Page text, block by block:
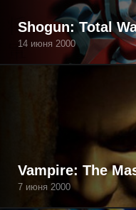
Shogun: Total
14 июня 2000
Vampire: The
7 июня 2000